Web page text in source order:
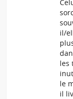
il/
les
le
il